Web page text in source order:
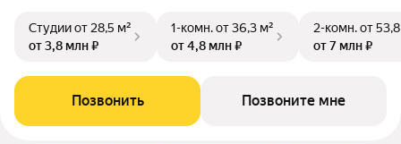
Студииот 28,5 м²
от 3,8 млн ₽
1-комн.от 36,3 м²
от 4,8 млн ₽
2-комн.от
от 7 млн ₽
Позвонить Позвоните мне